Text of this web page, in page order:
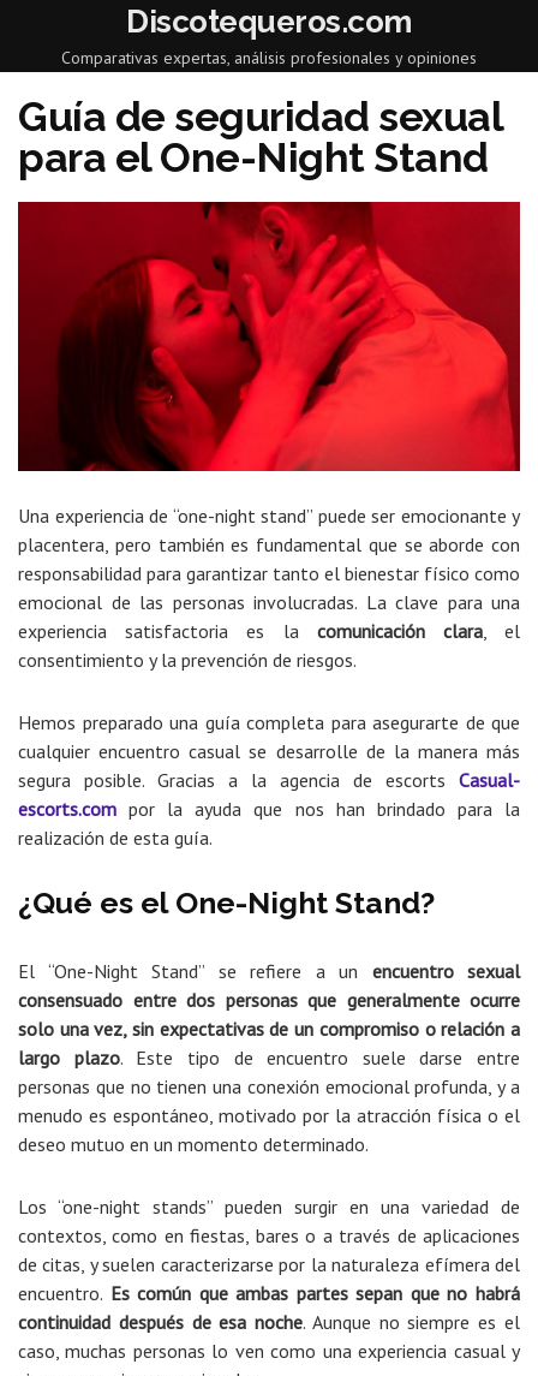
Discotequeros.com
Comparativas expertas, análisis profesionales y opiniones
Guía de seguridad sexual
para el One-Night Stand
Una experiencia de “one-night stand” puede ser emocionante y
placentera, pero también es fundamental que se aborde con
responsabilidad para garantizar tanto el bienestar físico como
emocional de las personas involucradas. La clave para una
experiencia satisfactoria es la comunicación clara, el
consentimiento y la prevención de riesgos.
Hemos preparado una guía completa para asegurarte de que
cualquier encuentro casual se desarrolle de la manera más
segura posible. Gracias a la agencia de escorts Casual-
escorts.com por la ayuda que nos han brindado para la
realización de esta guía.
¿Qué es el One-Night Stand?
El “One-Night Stand” se refiere a un encuentro sexual
consensuado entre dos personas que generalmente ocurre
solo una vez, sin expectativas de un compromiso o relación a
largo plazo. Este tipo de encuentro suele darse entre
personas que no tienen una conexión emocional profunda, y a
menudo es espontáneo, motivado por la atracción física o el
deseo mutuo en un momento determinado.
Los “one-night stands” pueden surgir en una variedad de
contextos, como en fiestas, bares o a través de aplicaciones
de citas, y suelen caracterizarse por la naturaleza efímera del
encuentro. Es común que ambas partes sepan que no habrá
continuidad después de esa noche. Aunque no siempre es el
caso, muchas personas lo ven como una experiencia casual y